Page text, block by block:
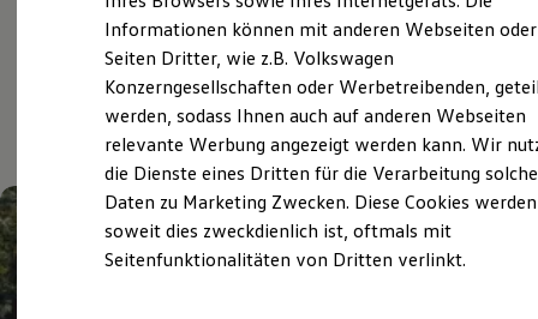
Fahrerassistenz- und Sicherheitssysteme
Kontrollleuchten
Kurzfahrprofile und Ölverdünnung
Batterieverordnung
XTL-Dieselkraftstoff
Ersatzteile und Betriebsflüssigkeiten
Original Zubehör und Lifestyle Produkte
myVolkswagen Business
Elektrisch & Autonom
Elektro - & Hybridfahrzeuge
Klimafreundlicher Strom
Aktuelle Highlights
und Angebote
Informationen können mit anderen Webseiten oder
Seiten Dritter, wie z.B. Volkswagen
Konzerngesellschaften oder Werbetreibenden,
werden, sodass Ihnen auch auf anderen Webseiten
relevante Werbung angezeigt werden kann. Wir
die Dienste eines Dritten für die Verarbeitung
Daten zu Marketing Zwecken. Diese Cookies
soweit dies zweckdienlich ist, oftmals mit
Seitenfunktionalitäten von Dritten verlinkt.